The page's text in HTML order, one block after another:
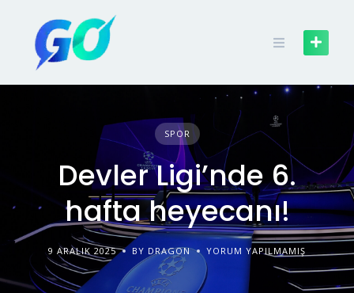
SPOR
Devler Ligi’nde 6.
hafta heyecanı!
9 ARALIK 2025 BY DRAGON YORUM YAPILMAMIŞ